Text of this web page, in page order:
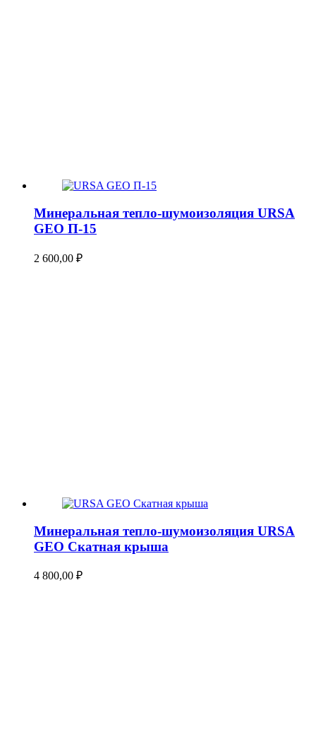
Минеральная тепло-шумоизоляция URSA
GEO П-15
2 600,00 ₽
Минеральная тепло-шумоизоляция URSA
GEO Скатная крыша
4 800,00 ₽